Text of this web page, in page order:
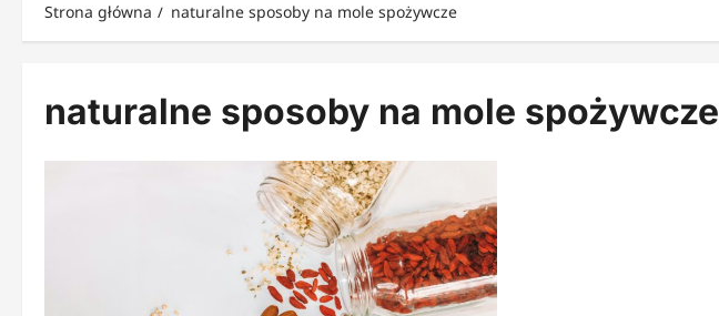
Strona główna naturalne sposoby na mole spożywcze
naturalne sposoby na mole spożywcze